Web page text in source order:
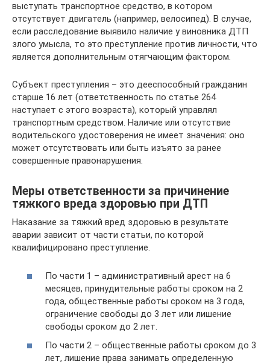
выступать транспортное средство, в котором
отсутствует двигатель (например, велосипед). В случае,
если расследование выявило наличие у виновника ДТП
злого умысла, то это преступление против личности, что
является дополнительным отягчающим фактором.
Субъект преступления – это дееспособный гражданин
старше 16 лет (ответственность по статье 264
наступает с этого возраста), который управлял
транспортным средством. Наличие или отсутствие
водительского удостоверения не имеет значения: оно
может отсутствовать или быть изъято за ранее
совершенные правонарушения.
Меры ответственности за причинение
тяжкого вреда здоровью при ДТП
Наказание за тяжкий вред здоровью в результате
аварии зависит от части статьи, по которой
квалифицировано преступление.
По части 1 – административный арест на 6
месяцев, принудительные работы сроком на 2
года, общественные работы сроком на 3 года,
ограничение свободы до 3 лет или лишение
свободы сроком до 2 лет.
По части 2 – общественные работы сроком до 3
лет, лишение права занимать определенную